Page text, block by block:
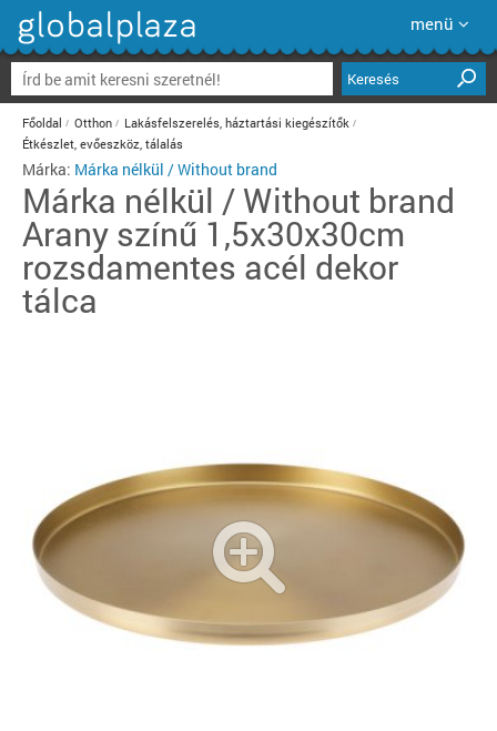
menü
Keresés
Főoldal Otthon
Lakásfelszerelés, háztartási kiegészítők
Étkészlet, evőeszköz, tálalás
Márka: Márka nélkül / Without brand
Márka nélkül / Without brand
Arany színű 1,5x30x30cm
rozsdamentes acél dekor
tálca